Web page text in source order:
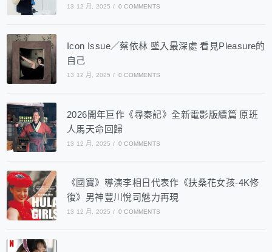
13 12 月, 2025 / 0 COMMENTS
Icon Issue／蔡依林 墜入最深處 看見Pleasure的
自己
13 12 月, 2025 / 0 COMMENTS
2026開年巨作《尋秦記》全新電影版續篇 原班
人馬天命回歸
13 12 月, 2025 / 0 COMMENTS
《國寶》導演李相日代表作《扶桑花女孩-4K修
復》男神豐川悅司魅力再現
13 12 月, 2025 / 0 COMMENTS